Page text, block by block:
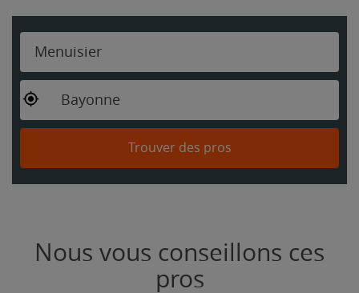
Menuisier
Bayonne
Trouver des pros
Nous vous conseillons ces
pros